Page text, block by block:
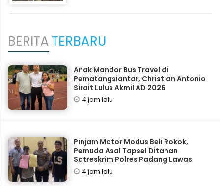
BERITATERBARU
Anak Mandor Bus Travel di
Pematangsiantar, Christian Antonio
Sirait Lulus Akmil AD 2026
4 jam lalu
Pinjam Motor Modus Beli Rokok,
Pemuda Asal Tapsel Ditahan
Satreskrim Polres Padang Lawas
4 jam lalu